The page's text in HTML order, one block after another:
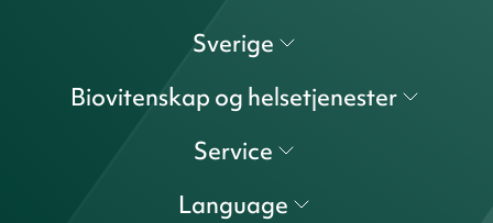
Sverige
Biovitenskap og helsetjenester
Service
Language